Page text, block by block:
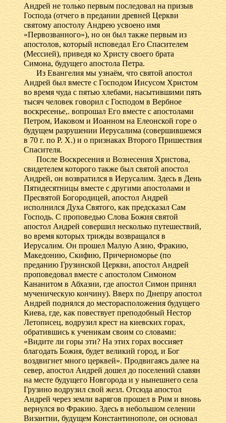
Андрей не только первым последовал на призыв
Господа (отчего в предании древней Церкви
святому апостолу Андрею усвоено имя
«Первозванного»), но он был также первым из
апостолов, который исповедал Его Спасителем
(Мессией), приведя ко Христу своего брата
Симона, будущего апостола Петра.
Из Евангелия мы узнаём, что святой апостол
Андрей был вместе с Господом Иисусом Христом
во время чуда с пятью хлебами, насытившими пять
тысяч человек говорил с Господом в Вербное
воскресенье,. вопрошал Его вместе с апостолами
Петром, Иаковом и Иоанном на Елеонской горе о
будущем разрушении Иерусалима (совершившемся
в 70 г. по Р. X.) и о признаках Второго Пришествия
Спасителя.
После Воскресения и Вознесения Христова,
свидетелем которого также был святой апостол
Андрей, он возвратился в Иерусалим. Здесь в День
Пятидесятницы вместе с другими апостолами и
Пресвятой Богородицей, апостол Андрей
исполнился Духа Святого, как предсказал Сам
Господь. С проповедью Слова Божия святой
апостол Андрей совершил несколько путешествий,
во время которых трижды возвращался в
Иерусалим. Он прошел Малую Азию, Фракию,
Македонию, Скифию, Причерноморье (по
преданию Грузинской Церкви, апостол Андрей
проповедовал вместе с апостолом Симоном
Кананитом в Абхазии, где апостол Симон принял
мученическую кончину). Вверх по Днепру апостол
Андрей поднялся до месторасположения будущего
Киева, где, как повествует преподобный Нестор
Летописец, водрузил крест на киевских горах,
обратившись к ученикам своим со словами:
«Видите ли горы эти? На этих горах воссияет
благодать Божия, будет великий город, и Бог
воздвигнет много церквей». Продвигаясь далее на
север, апостол Андрей дошел до поселений славян
на месте будущего Новгорода и у нынешнего села
Грузино водрузил свой жезл. Отсюда апостол
Андрей через земли варягов прошел в Рим и вновь
вернулся во Фракию. Здесь в небольшом селении
Византии, будущем Константинополе, он основал